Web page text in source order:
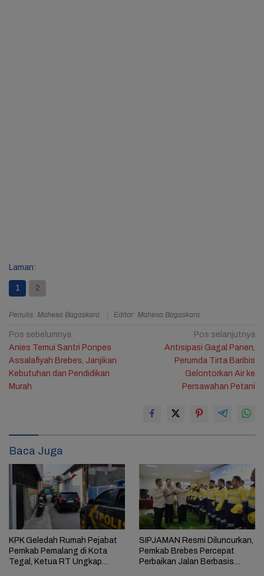
Laman:
1 2
Penulis: Mahesa Bagaskara Editor: Mahesa Bagaskara
Navigasi
pos
Pos sebelumnya
Anies Temui Santri Ponpes
Assalafiyah Brebes, Janjikan
Kebutuhan dan Pendidikan
Murah
Pos selanjutnya
Antisipasi Gagal Panen,
Perumda Tirta Baribis
Gelontorkan Air ke
Persawahan Petani
1
Baca Juga
KPK Geledah Rumah Pejabat
Pemkab Pemalang di Kota
Tegal, Ketua RT Ungkap
SIPJAMAN Resmi Diluncurkan,
Pemkab Brebes Percepat
Perbaikan Jalan Berbasis